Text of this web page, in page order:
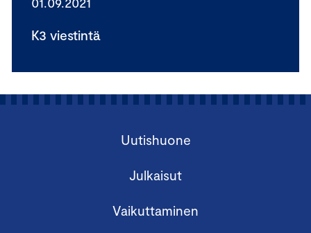
K3 viestintä
Uutishuone
Julkaisut
Vaikuttaminen